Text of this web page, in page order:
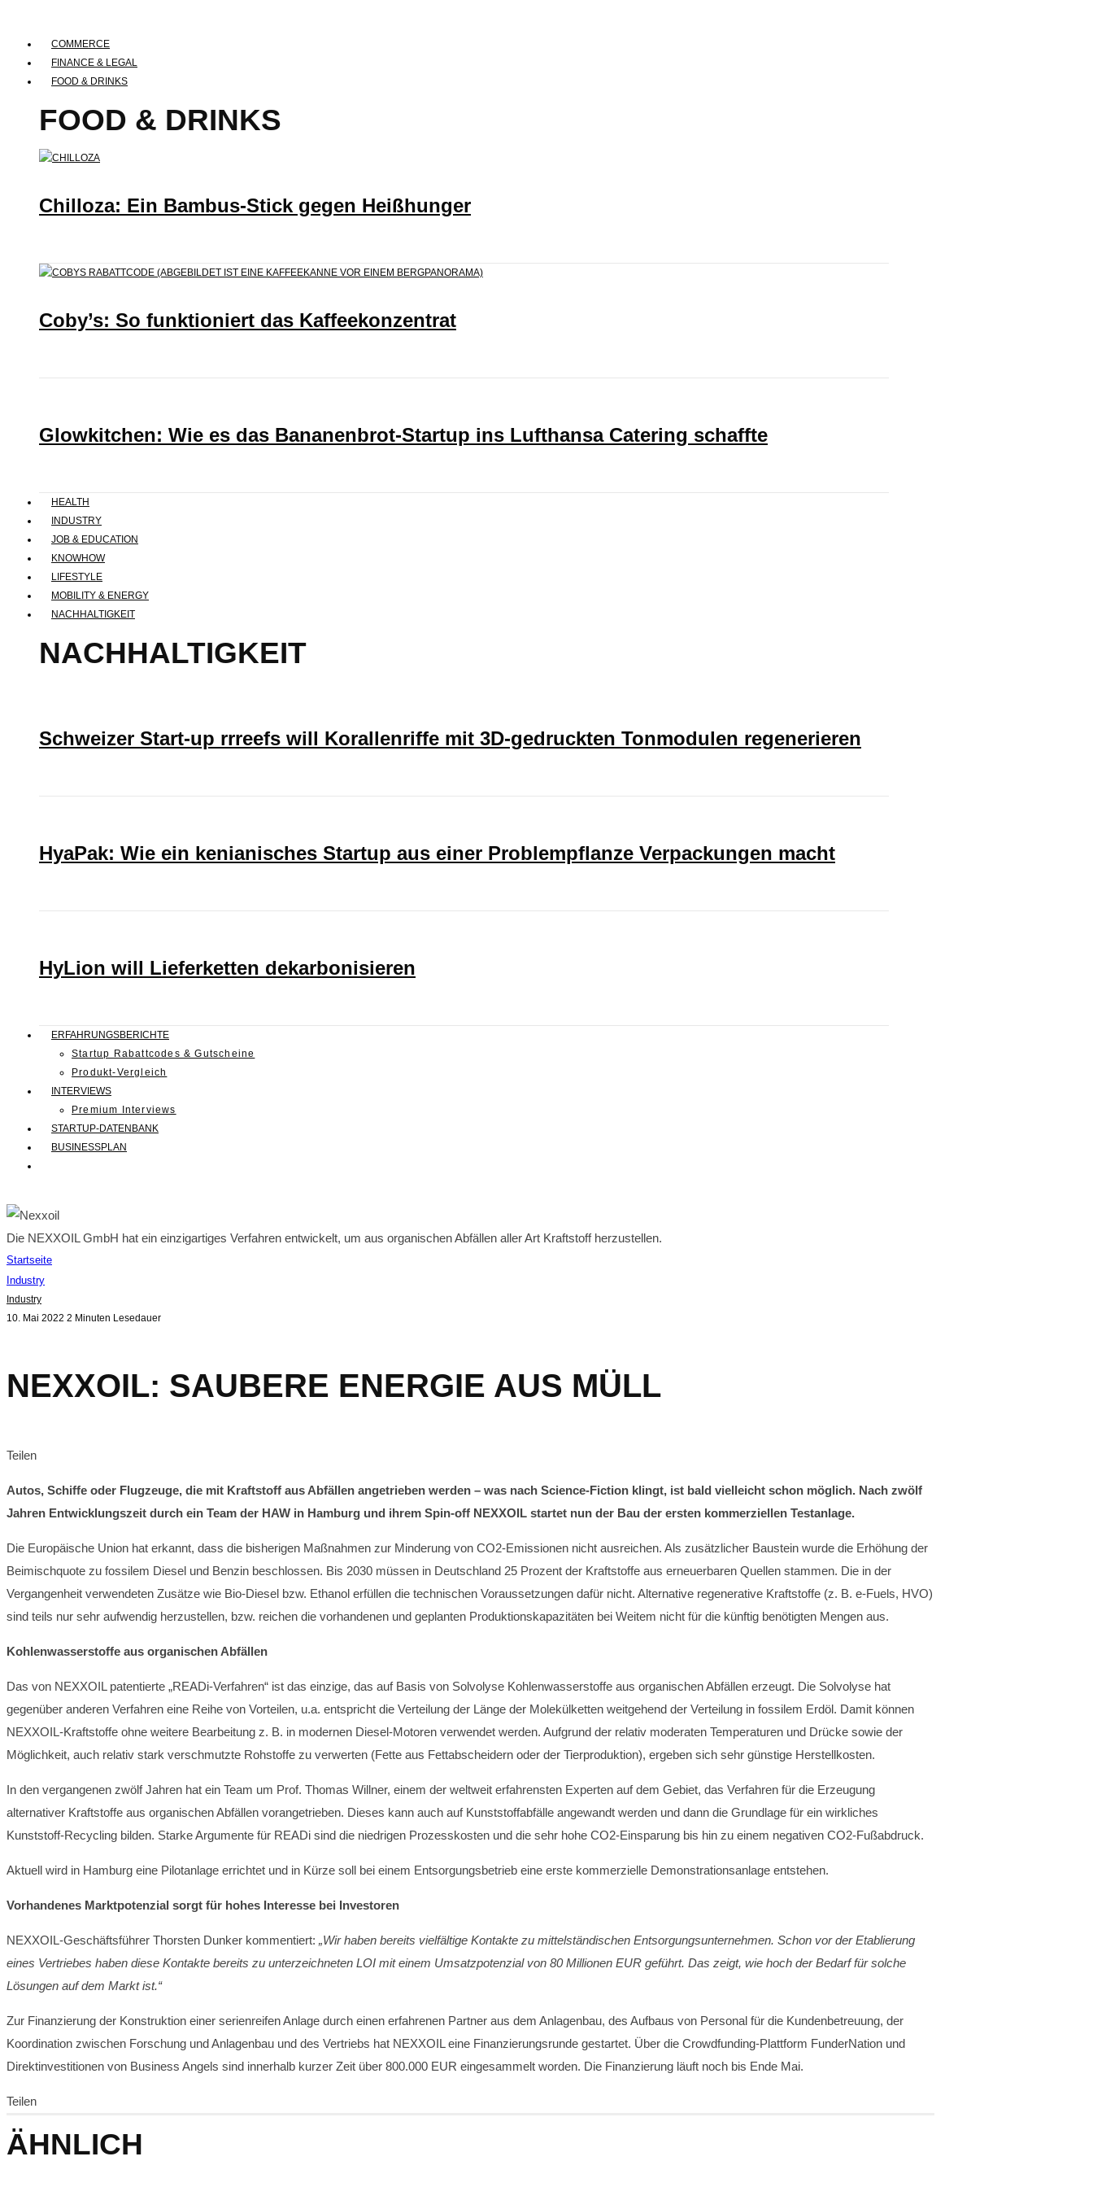
COMMERCE
FINANCE & LEGAL
FOOD & DRINKS
FOOD & DRINKS
Chilloza: Ein Bambus-Stick gegen Heißhunger
Coby’s: So funktioniert das Kaffeekonzentrat
Glowkitchen: Wie es das Bananenbrot-Startup ins Lufthansa Catering schaffte
HEALTH
INDUSTRY
JOB & EDUCATION
KNOWHOW
LIFESTYLE
MOBILITY & ENERGY
NACHHALTIGKEIT
NACHHALTIGKEIT
Schweizer Start-up rrreefs will Korallenriffe mit 3D-gedruckten Tonmodulen regenerieren
HyaPak: Wie ein kenianisches Startup aus einer Problempflanze Verpackungen macht
HyLion will Lieferketten dekarbonisieren
ERFAHRUNGSBERICHTE
Startup Rabattcodes & Gutscheine
Produkt-Vergleich
INTERVIEWS
Premium Interviews
STARTUP-DATENBANK
BUSINESSPLAN
Die NEXXOIL GmbH hat ein einzigartiges Verfahren entwickelt, um aus organischen Abfällen aller Art Kraftstoff herzustellen.
Startseite
Industry
Industry
10. Mai 2022 2 Minuten Lesedauer
NEXXOIL: SAUBERE ENERGIE AUS MÜLL
Teilen
Autos, Schiffe oder Flugzeuge, die mit Kraftstoff aus Abfällen angetrieben werden – was nach Science-Fiction klingt, ist bald vielleicht schon möglich. Nach zwölf
Jahren Entwicklungszeit durch ein Team der HAW in Hamburg und ihrem Spin-off NEXXOIL startet nun der Bau der ersten kommerziellen Testanlage.
Die Europäische Union hat erkannt, dass die bisherigen Maßnahmen zur Minderung von CO2-Emissionen nicht ausreichen. Als zusätzlicher Baustein wurde die Erhöhung der
Beimischquote zu fossilem Diesel und Benzin beschlossen. Bis 2030 müssen in Deutschland 25 Prozent der Kraftstoffe aus erneuerbaren Quellen stammen. Die in der
Vergangenheit verwendeten Zusätze wie Bio-Diesel bzw. Ethanol erfüllen die technischen Voraussetzungen dafür nicht. Alternative regenerative Kraftstoffe (z. B. e-Fuels, HVO)
sind teils nur sehr aufwendig herzustellen, bzw. reichen die vorhandenen und geplanten Produktionskapazitäten bei Weitem nicht für die künftig benötigten Mengen aus.
Kohlenwasserstoffe aus organischen Abfällen
Das von NEXXOIL patentierte „READi-Verfahren“ ist das einzige, das auf Basis von Solvolyse Kohlenwasserstoffe aus organischen Abfällen erzeugt. Die Solvolyse hat
gegenüber anderen Verfahren eine Reihe von Vorteilen, u.a. entspricht die Verteilung der Länge der Molekülketten weitgehend der Verteilung in fossilem Erdöl. Damit können
NEXXOIL-Kraftstoffe ohne weitere Bearbeitung z. B. in modernen Diesel-Motoren verwendet werden. Aufgrund der relativ moderaten Temperaturen und Drücke sowie der
Möglichkeit, auch relativ stark verschmutzte Rohstoffe zu verwerten (Fette aus Fettabscheidern oder der Tierproduktion), ergeben sich sehr günstige Herstellkosten.
In den vergangenen zwölf Jahren hat ein Team um Prof. Thomas Willner, einem der weltweit erfahrensten Experten auf dem Gebiet, das Verfahren für die Erzeugung
alternativer Kraftstoffe aus organischen Abfällen vorangetrieben. Dieses kann auch auf Kunststoffabfälle angewandt werden und dann die Grundlage für ein wirkliches
Kunststoff-Recycling bilden. Starke Argumente für READi sind die niedrigen Prozesskosten und die sehr hohe CO2-Einsparung bis hin zu einem negativen CO2-Fußabdruck.
Aktuell wird in Hamburg eine Pilotanlage errichtet und in Kürze soll bei einem Entsorgungsbetrieb eine erste kommerzielle Demonstrationsanlage entstehen.
Vorhandenes Marktpotenzial sorgt für hohes Interesse bei Investoren
NEXXOIL-Geschäftsführer Thorsten Dunker kommentiert: „Wir haben bereits vielfältige Kontakte zu mittelständischen Entsorgungsunternehmen. Schon vor der Etablierung
eines Vertriebes haben diese Kontakte bereits zu unterzeichneten LOI mit einem Umsatzpotenzial von 80 Millionen EUR geführt. Das zeigt, wie hoch der Bedarf für solche
Lösungen auf dem Markt ist.“
Zur Finanzierung der Konstruktion einer serienreifen Anlage durch einen erfahrenen Partner aus dem Anlagenbau, des Aufbaus von Personal für die Kundenbetreuung, der
Koordination zwischen Forschung und Anlagenbau und des Vertriebs hat NEXXOIL eine Finanzierungsrunde gestartet. Über die Crowdfunding-Plattform FunderNation und
Direktinvestitionen von Business Angels sind innerhalb kurzer Zeit über 800.000 EUR eingesammelt worden. Die Finanzierung läuft noch bis Ende Mai.
Teilen
ÄHNLICH